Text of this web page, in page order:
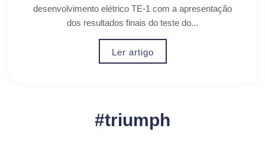
desenvolvimento elétrico TE-1 com a apresentação
dos resultados finais do teste do...
Ler artigo
#triumph